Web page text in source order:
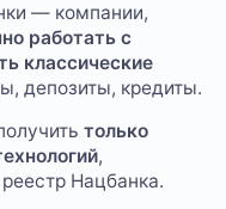
— компании,
работать с
классические
депозиты, кредиты.
только
,
Нацбанка.